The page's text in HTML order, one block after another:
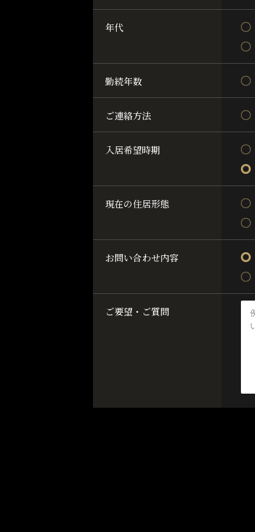
年代
勤続年数
ご連絡方法
入居希望時期
現在の住居形態
お問い合わせ内容
ご要望・ご質問